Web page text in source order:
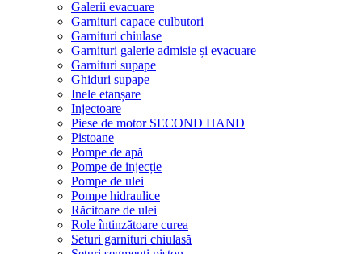
Galerii evacuare
Garnituri capace culbutori
Garnituri chiulase
Garnituri galerie admisie și evacuare
Garnituri supape
Ghiduri supape
Inele etanșare
Injectoare
Piese de motor SECOND HAND
Pistoane
Pompe de apă
Pompe de injecție
Pompe de ulei
Pompe hidraulice
Răcitoare de ulei
Role întinzătoare curea
Seturi garnituri chiulasă